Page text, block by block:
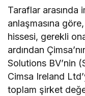
Taraflar arasında
anlaşmasına
hissesi, gerekli
ardından
Solutions BV’nin
Cimsa Ireland
toplam şirket